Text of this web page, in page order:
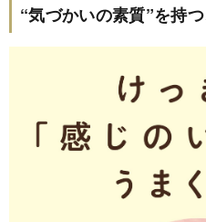
“気づかいの素質”を持